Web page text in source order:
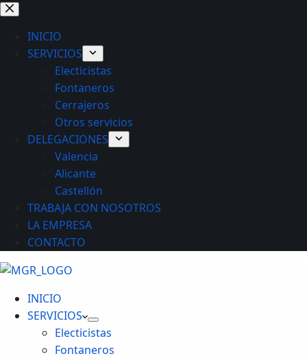
Saltar
contenido
INICIO
SERVICIOS
Electicistas
Fontaneros
Cerrajeros
Otros servicios
DELEGACIONES
Valencia
Alicante
Castellón
TRABAJA CON NOSOTROS
LA EMPRESA
CONTACTO
INICIO
SERVICIOS
Electicistas
Fontaneros